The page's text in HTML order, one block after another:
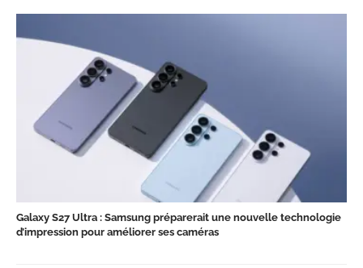
Galaxy S27 Ultra : Samsung préparerait une nouvelle technologie
d’impression pour améliorer ses caméras